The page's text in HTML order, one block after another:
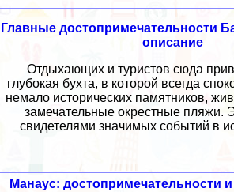
Главные достопримечательности
описание
Отдыхающих и туристов сюда
глубокая бухта, в которой всегда
немало исторических памятников,
замечательные окрестные пляжи.
свидетелями значимых событий в
Манаус: достопримечательности